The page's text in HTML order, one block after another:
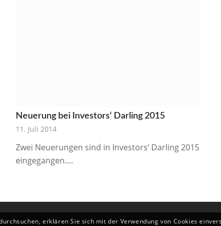
Neuerung bei Investors‘ Darling 2015
11. Juli 2014
Zwei Neuerungen sind in Investors‘ Darling 2015
eingegangen.…
erklären Sie sich mit der Verwendung von Cookies